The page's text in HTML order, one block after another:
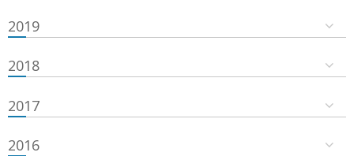
2019
2018
2017
2016